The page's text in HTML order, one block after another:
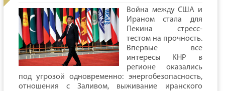
Война между США и
Ираном стала для
Пекина стресс-
тестом на прочность.
Впервые все
интересы КНР в
регионе оказались
под угрозой одновременно: энергобезопасность,
отношения с Заливом, выживание иранского